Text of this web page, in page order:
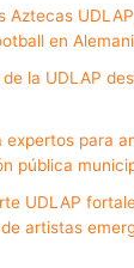
Aztecas
en
la UDLAP
expertos para
pública
UDLAP
artistas